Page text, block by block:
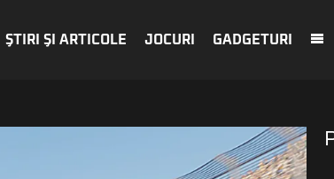
ŞTIRI ŞI ARTICOLE JOCURI GADGETURI